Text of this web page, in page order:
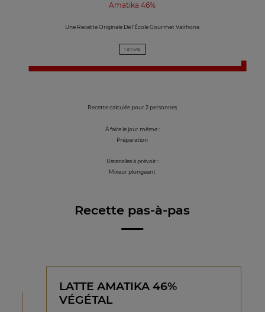
Amatika 46%
Une Recette Originale De l’École Gourmet Valrhona
1 ÉTAPE
Recette calculée pour 2 personnes
À faire le jour même :
Préparation
Ustensiles à prévoir :
Mixeur plongeant
Recette pas-à-pas
LATTE AMATIKA 46%
VÉGÉTAL